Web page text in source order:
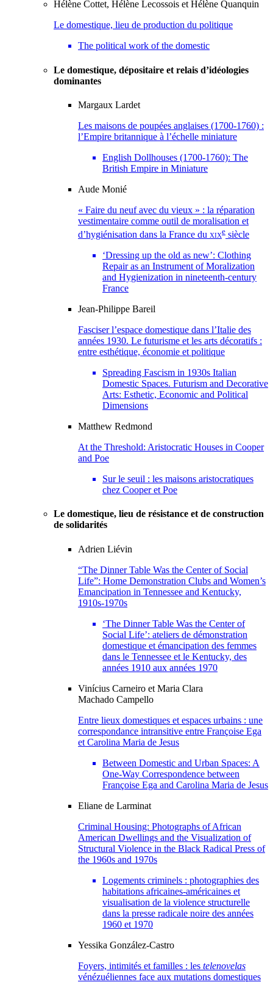
Hélène Cottet, Hélène Lecossois et Hélène Quanquin
Le domestique, lieu de production du politique
The political work of the domestic
Le domestique, dépositaire et relais d’idéologies
dominantes
Margaux Lardet
Les maisons de poupées anglaises (1700-1760) :
l’Empire britannique à l’échelle miniature
English Dollhouses (1700-1760): The
British Empire in Miniature
Aude Monié
« Faire du neuf avec du vieux » : la réparation
vestimentaire comme outil de moralisation et
d’hygiénisation dans la France du xixe siècle
‘Dressing up the old as new’: Clothing
Repair as an Instrument of Moralization
and Hygienization in nineteenth-century
France
Jean-Philippe Bareil
Fasciser l’espace domestique dans l’Italie des
années 1930. Le futurisme et les arts décoratifs :
entre esthétique, économie et politique
Spreading Fascism in 1930s Italian
Domestic Spaces. Futurism and Decorative
Arts: Esthetic, Economic and Political
Dimensions
Matthew Redmond
At the Threshold: Aristocratic Houses in Cooper
and Poe
Sur le seuil : les maisons aristocratiques
chez Cooper et Poe
Le domestique, lieu de résistance et de construction
de solidarités
Adrien Liévin
“The Dinner Table Was the Center of Social
Life”: Home Demonstration Clubs and Women’s
Emancipation in Tennessee and Kentucky,
1910s-1970s
‘The Dinner Table Was the Center of
Social Life’: ateliers de démonstration
domestique et émancipation des femmes
dans le Tennessee et le Kentucky, des
années 1910 aux années 1970
Vinícius Carneiro et Maria Clara
Machado Campello
Entre lieux domestiques et espaces urbains : une
correspondance intransitive entre Françoise Ega
et Carolina Maria de Jesus
Between Domestic and Urban Spaces: A
One-Way Correspondence between
Françoise Ega and Carolina Maria de Jesus
Eliane de Larminat
Criminal Housing: Photographs of African
American Dwellings and the Visualization of
Structural Violence in the Black Radical Press of
the 1960s and 1970s
Logements criminels : photographies des
habitations africaines-américaines et
visualisation de la violence structurelle
dans la presse radicale noire des années
1960 et 1970
Yessika González-Castro
Foyers, intimités et familles : les telenovelas
vénézuéliennes face aux mutations domestiques